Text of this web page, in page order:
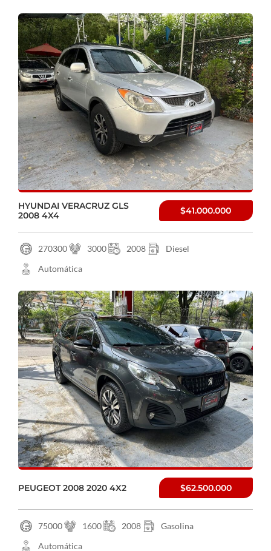
HYUNDAI VERACRUZ GLS
2008 4X4
$41.000.000
270300 3000 2008
Diesel
Automática
PEUGEOT 2008 2020 4X2 $62.500.000
75000 1600 2008
Gasolina
Automática